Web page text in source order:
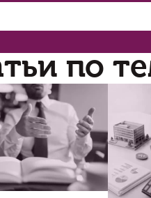
(неустойка) может
кредита является
Для того, чтобы
ответственности
«Изначально банки
Однако данная
подчеркнул, что
права потребителя.
фактического
за столько-то дней